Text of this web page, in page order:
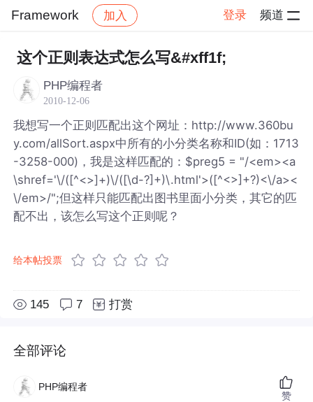
Framework 加入 登录 频道
社区 Framework 帖子详情
这个正则表达式怎么写&#xff1f;
PHP编程者
2010-12-06
我想写一个正则匹配出这个网址：http://www.360bu
y.com/allSort.aspx中所有的小分类名称和ID(如：1713
-3258-000)，我是这样匹配的：$preg5 = "/<em><a
\shref='\/([^<>]+)\/([\d-?]+)\.html'>([^<>]+?)<\/a><
\/em>/";但这样只能匹配出图书里面小分类，其它的匹
配不出，该怎么写这个正则呢？
给本帖投票
145 7 打赏
全部评论
PHP编程者
赞